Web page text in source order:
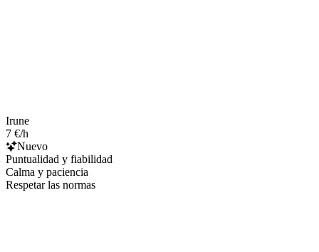
Irune
7 €/h
Nuevo
Puntualidad y fiabilidad
Calma y paciencia
Respetar las normas